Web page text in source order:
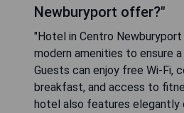
Newburyport offer?"
"Hotel in Centro
modern amenities to ensure
Guests can enjoy free Wi-Fi,
breakfast, and access to
hotel also features elegantly